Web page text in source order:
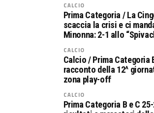
CALCIO
Prima Categoria / La
scaccia la crisi e ci
Minonna: 2-1 allo
CALCIO
Calcio / Prima Categoria
racconto della 12^
zona play-off
CALCIO
Prima Categoria B e C